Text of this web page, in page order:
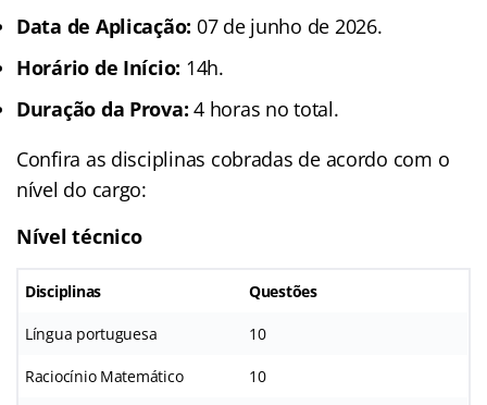
Data de Aplicação: 07 de junho de 2026.
Horário de Início: 14h.
Duração da Prova: 4 horas no total.
Confira as disciplinas cobradas de acordo com o
nível do cargo:
Nível técnico
Disciplinas Questões
Língua portuguesa 10
Raciocínio Matemático 10